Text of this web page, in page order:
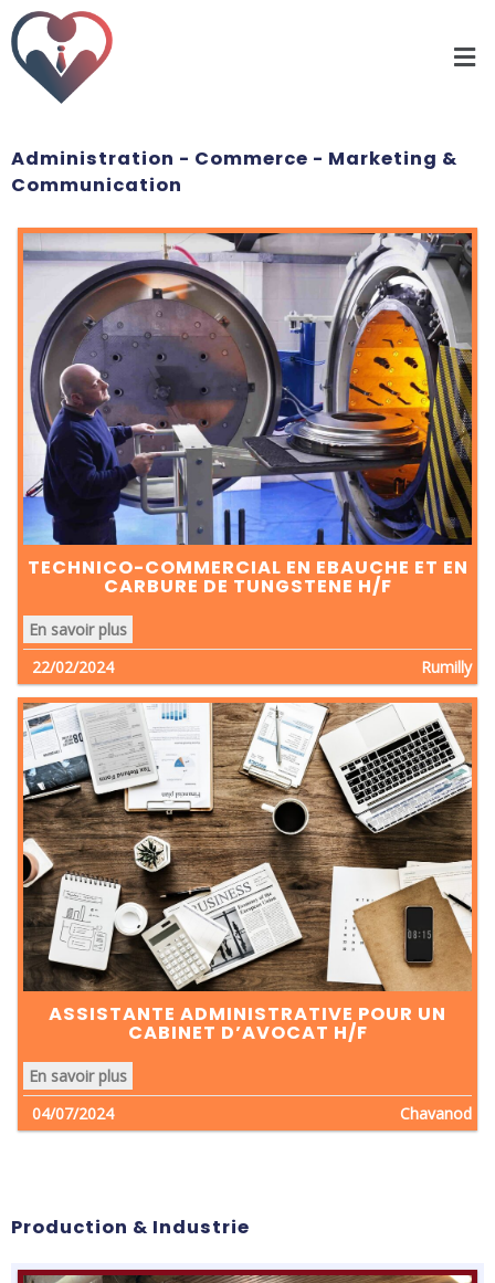
Nos offres d'emploi
Administration - Commerce - Marketing &
Communication
TECHNICO-COMMERCIAL EN EBAUCHE ET EN
CARBURE DE TUNGSTENE H/F
En savoir plus
22/02/2024
Rumilly
ASSISTANTE ADMINISTRATIVE POUR UN
CABINET D’AVOCAT H/F
En savoir plus
04/07/2024
Chavanod
Production & Industrie